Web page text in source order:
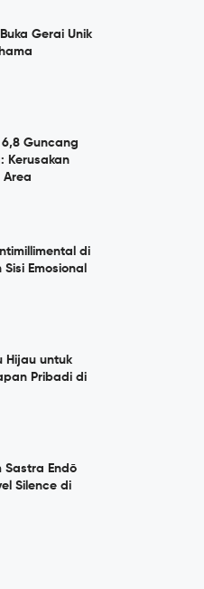
Gerai Unik
Guncang
Kerusakan
Area
di
Emosional
Hijau untuk
Pribadi di
Sastra Endō
Silence di